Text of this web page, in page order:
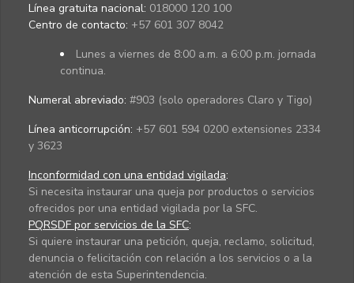
Línea gratuita nacional: 018000 120 100
Centro de contacto: +57 601 307 8042
Lunes a viernes de 8:00 a.m. a 6:00 p.m. jornada
continua.
Numeral abreviado: #903 (solo operadores Claro y Tigo)
Línea anticorrupción: +57 601 594 0200 extensiones 2334
y 3623
Inconformidad con una entidad vigilada:
Si necesita instaurar una queja por productos o servicios
ofrecidos por una entidad vigilada por la SFC.
PQRSDF por servicios de la SFC:
Si quiere instaurar una petición, queja, reclamo, solicitud,
denuncia o felicitación con relación a los servicios o a la
atención de esta Superintendencia.